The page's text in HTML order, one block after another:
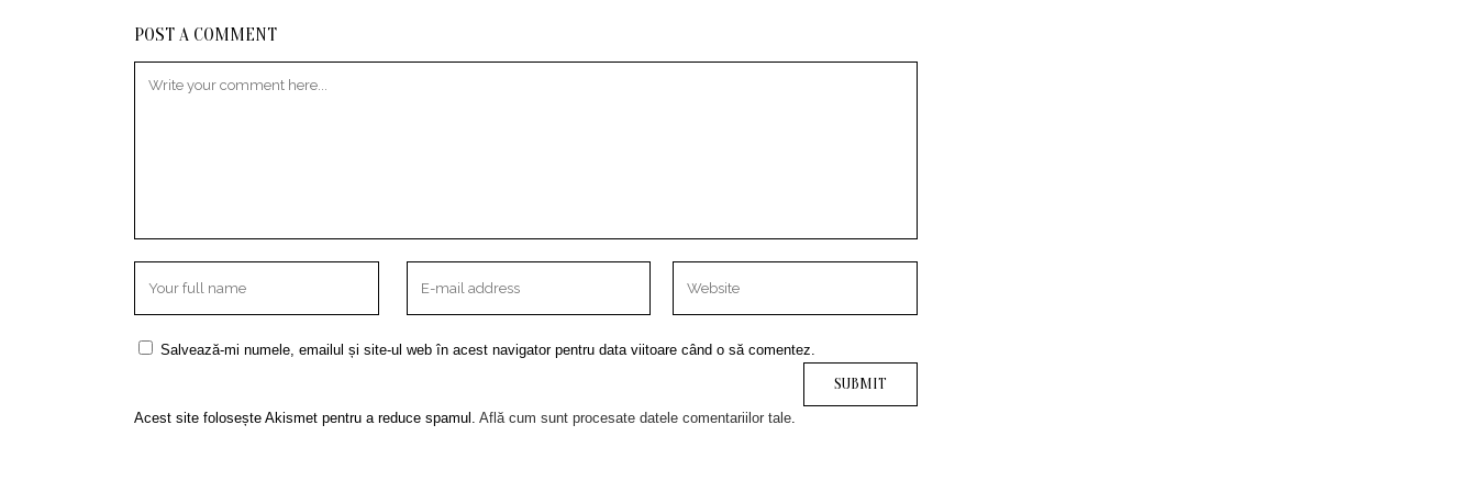
POST A COMMENT
Salvează-mi numele, emailul și site-ul web în acest navigator pentru data viitoare când o să comentez.
Acest site folosește Akismet pentru a reduce spamul. Află cum sunt procesate datele comentariilor tale.